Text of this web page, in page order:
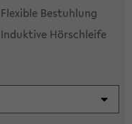
Flexible Bestuhlung
Induktive Hörschleife